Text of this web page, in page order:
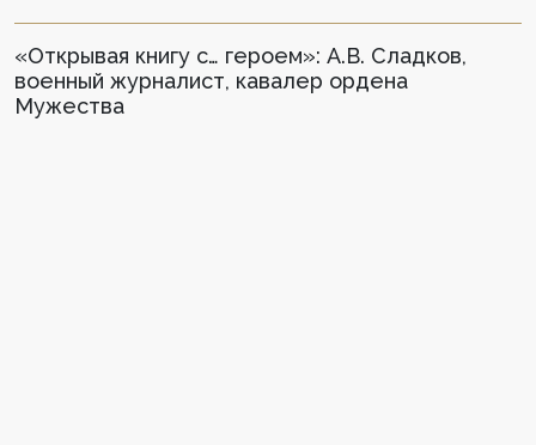
«Открывая книгу с… героем»: А.В. Сладков,
военный журналист, кавалер ордена
Мужества